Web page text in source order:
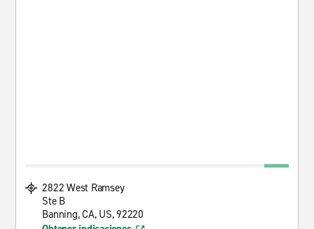
2822 West Ramsey
Ste B
Banning, CA, US, 92220